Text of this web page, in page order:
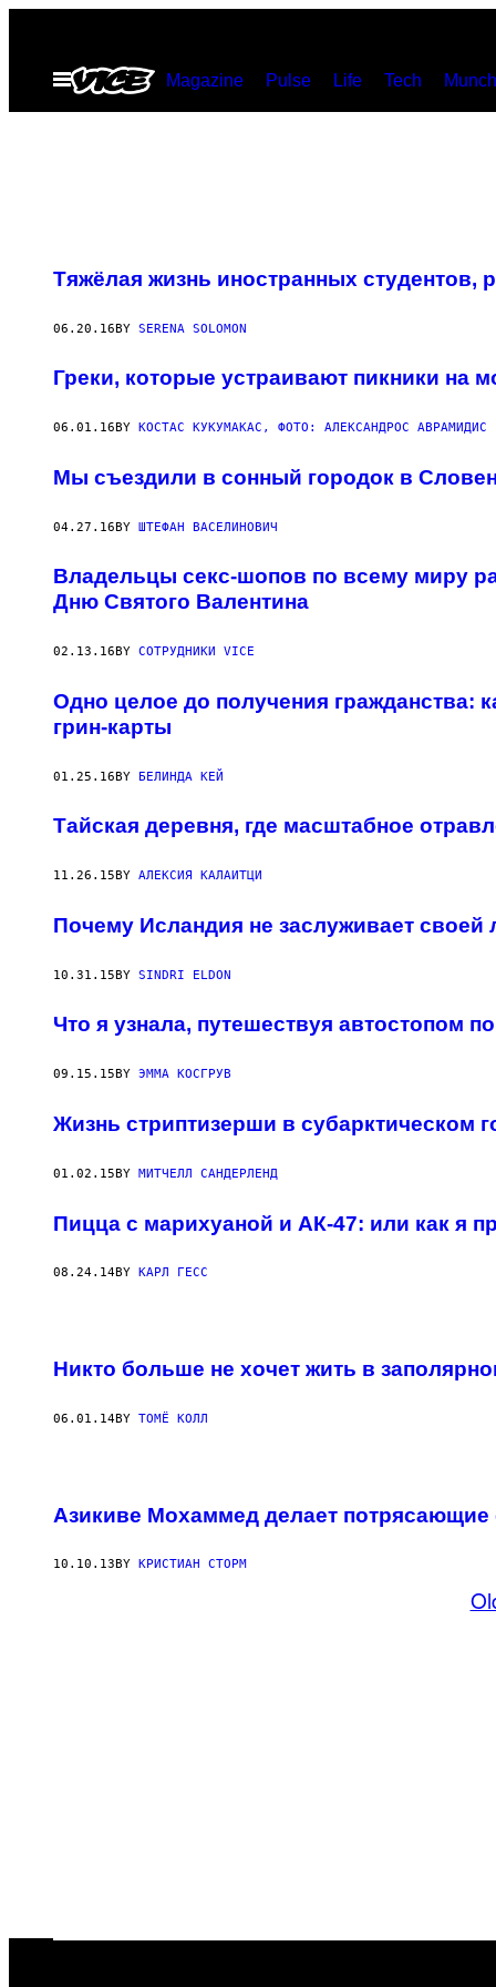
contentOpen
Menu
Magazine Pulse Life Tech
Тяжёлая жизнь иностранных
06.20.16BY SERENA SOLOMON
Греки, которые устраивают пикники на
06.01.16 BY КОСТАС КУКУМАКАС, ФОТО: АЛЕКСАНДРОС АВРАМИДИС
Мы съездили в сонный городок в
04.27.16BY ШТЕФАН ВАСЕЛИНОВИЧ
Владельцы секс-шопов по всему миру
Дню Святого Валентина
02.13.16 BY СОТРУДНИКИ VICE
Одно целое до получения гражданства:
грин-карты
01.25.16BY БЕЛИНДА КЕЙ
Тайская деревня, где масштабное
11.26.15 BY АЛЕКСИЯ КАЛАИТЦИ
Почему Исландия не заслуживает своей
10.31.15BY SINDRI ELDON
Что я узнала, путешествуя автостопом
09.15.15 BY ЭММА КОСГРУВ
Жизнь стриптизерши в субарктическом
01.02.15BY МИТЧЕЛЛ САНДЕРЛЕНД
Пицца с марихуаной и АК-47: или как я
08.24.14BY КАРЛ ГЕСС
Никто больше не хочет жить в
06.01.14BY ТОМЁ КОЛЛ
Азикиве Мохаммед делает
10.10.13 BY КРИСТИАН СТОРМ